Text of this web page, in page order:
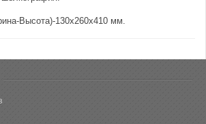
Высота)-130х260х410 мм.